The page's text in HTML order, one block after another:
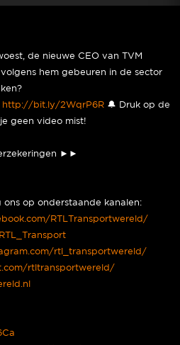
de nieuwe CEO van TVM
hem gebeuren in de sector
http://bit.ly/2WqrP6R 🔔 Druk op de
geen video mist!
►►
op onderstaande kanalen:
RTLTransportwereld/
rtl_transportwereld/
rtltransportwereld/